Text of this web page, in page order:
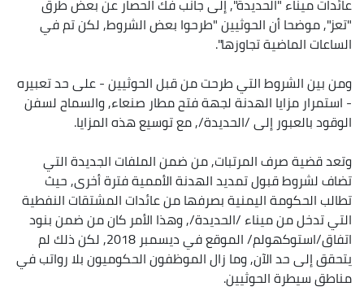
"تعز", موضحا أن الحوثيين "طرحوا بعض الشروط, لكن تم في
الساعات الماضية تجاوزها".
ومن بين الشروط التي طرحت من قبل الحوثيين - على حد تعبيره
- استمرار مزايا الهدنة لجهة فتح مطار صنعاء, والسماح لسفن
الوقود بالعبور إلى /الحديدة/, مع توسيع هذه المزايا.
وتعد قضية صرف المرتبات, من ضمن الملفات الجديدة التي
تضاف لشروط قبول تمديد الهدنة الأممية فترة أخرى, حيث
تطالب الحكومة اليمنية بصرفها من عائدات المشتقات النفطية
التي تدخل من ميناء /الحديدة/, وهذا الأمر كان من ضمن بنود
اتفاق/استوكهولم/ الموقع في ديسمبر 2018, لكن ذلك لم
يتحقق إلى حد الآن, وما زال الموظفون الحكوميون بلا رواتب في
مناطق سيطرة الحوثيين.